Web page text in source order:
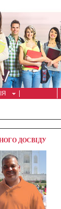
ДОСВІДУ